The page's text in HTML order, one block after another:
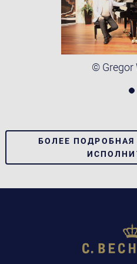
© Gregor
БОЛЕЕ